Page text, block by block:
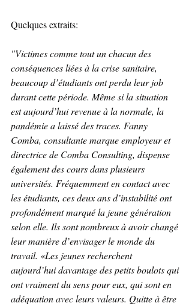
Quelques extraits:
"Victimes comme tout un chacun des
conséquences liées à la crise sanitaire,
beaucoup d’étudiants ont perdu leur job
durant cette période. Même si la situation
est aujourd’hui revenue à la normale, la
pandémie a laissé des traces. Fanny
Comba, consultante marque employeur et
directrice de Comba Consulting, dispense
également des cours dans plusieurs
universités. Fréquemment en contact avec
les étudiants, ces deux ans d’instabilité ont
profondément marqué la jeune génération
selon elle. Ils sont nombreux à avoir changé
leur manière d’envisager le monde du
travail. «Les jeunes recherchent
aujourd’hui davantage des petits boulots qui
ont vraiment du sens pour eux, qui sont en
adéquation avec leurs valeurs. Quitte à être